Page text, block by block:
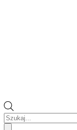
Wyszukiwarka
produktów